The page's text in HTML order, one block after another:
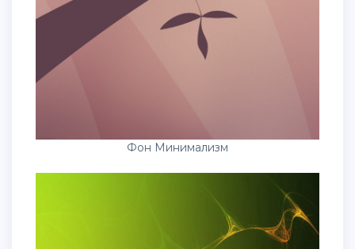
Фон Минимализм